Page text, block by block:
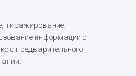
тиражирование,
информации с
с предварительного